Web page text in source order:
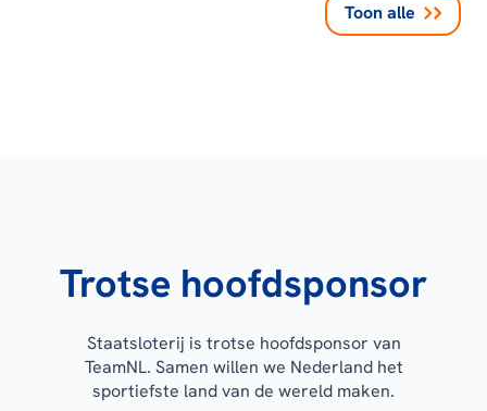
Toon alle
Trotse hoofdsponsor
Staatsloterij is trotse hoofdsponsor van
TeamNL. Samen willen we Nederland het
sportiefste land van de wereld maken.